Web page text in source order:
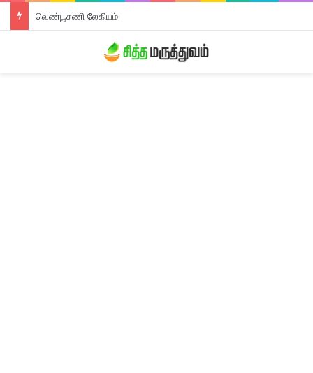
வெண்பூசணி லேகியம்